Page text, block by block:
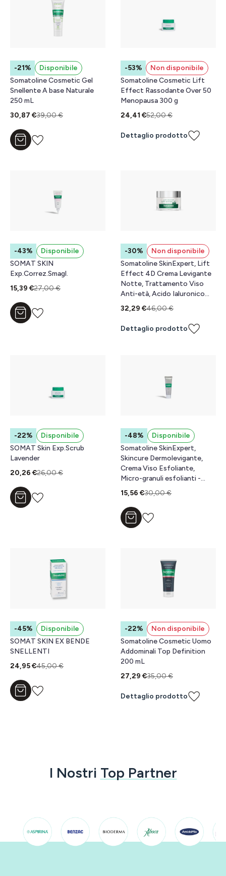
-21%
Disponibile
Somatoline Cosmetic Gel
Snellente A base Naturale
250 mL
30,87 €39,00 €
Aggiungi al carrello
-53%
Non disponibile
Somatoline Cosmetic Lift
Effect Rassodante Over 50
Menopausa 300 g
24,41 €52,00 €
Dettaglio prodotto
-43%
Disponibile
SOMAT SKIN
Exp.Correz.Smagl.
15,39 €27,00 €
Aggiungi al carrello
-30%
Non disponibile
Somatoline SkinExpert, Lift
Effect 4D Crema Levigante
Notte, Trattamento Viso
Anti-età, Acido Ialuronico
50ml
32,29 €46,00 €
Dettaglio prodotto
-22%
Disponibile
SOMAT Skin Exp.Scrub
Lavender
20,26 €26,00 €
Aggiungi al carrello
-48%
Disponibile
Somatoline SkinExpert,
Skincure Dermolevigante,
Crema Viso Esfoliante,
Micro-granuli esfolianti -
Papaina 50ml
15,56 €30,00 €
Aggiungi al carrello
-45%
Disponibile
SOMAT SKIN EX BENDE
SNELLENTI
24,95 €45,00 €
Aggiungi al carrello
-22%
Non disponibile
Somatoline Cosmetic Uomo
Addominali Top Definition
200 mL
27,29 €35,00 €
Dettaglio prodotto
I Nostri Top Partner